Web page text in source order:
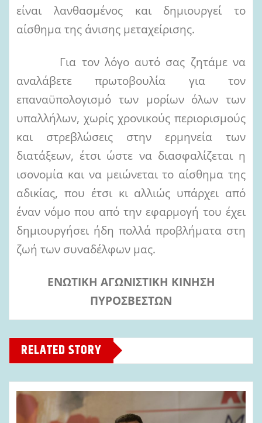
είναι λανθασμένος και δημιουργεί το
αίσθημα της άνισης μεταχείρισης.
Για τον λόγο αυτό σας ζητάμε να
αναλάβετε πρωτοβουλία για τον
επαναϋπολογισμό των μορίων όλων των
υπαλλήλων, χωρίς χρονικούς περιορισμούς
και στρεβλώσεις στην ερμηνεία των
διατάξεων, έτσι ώστε να διασφαλίζεται η
ισονομία και να μειώνεται το αίσθημα της
αδικίας, που έτσι κι αλλιώς υπάρχει από
έναν νόμο που από την εφαρμογή του έχει
δημιουργήσει ήδη πολλά προβλήματα στη
ζωή των συναδέλφων μας.
ΕΝΩΤΙΚΗ ΑΓΩΝΙΣΤΙΚΗ ΚΙΝΗΣΗ
ΠΥΡΟΣΒΕΣΤΩΝ
RELATED STORY